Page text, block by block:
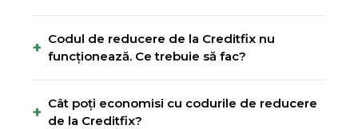
+ Codul de reducere de la Creditfix nu
funcționează. Ce trebuie să fac?
+ Cât poți economisi cu codurile de reducere
de la Creditfix?